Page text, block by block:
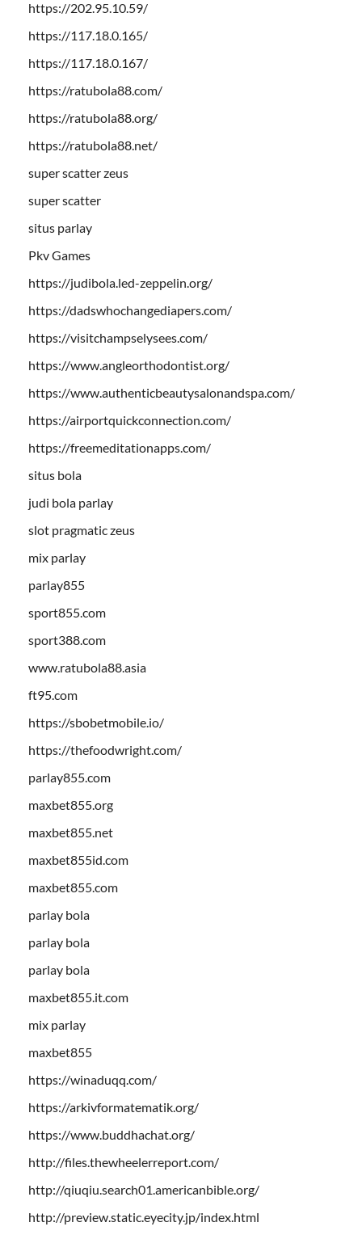
https://202.95.10.59/
https://117.18.0.165/
https://117.18.0.167/
https://ratubola88.com/
https://ratubola88.org/
https://ratubola88.net/
super scatter zeus
super scatter
situs parlay
Pkv Games
https://judibola.led-zeppelin.org/
https://dadswhochangediapers.com/
https://visitchampselysees.com/
https://www.angleorthodontist.org/
https://www.authenticbeautysalonandspa.com/
https://airportquickconnection.com/
https://freemeditationapps.com/
situs bola
judi bola parlay
slot pragmatic zeus
mix parlay
parlay855
sport855.com
sport388.com
www.ratubola88.asia
ft95.com
https://sbobetmobile.io/
https://thefoodwright.com/
parlay855.com
maxbet855.org
maxbet855.net
maxbet855id.com
maxbet855.com
parlay bola
parlay bola
parlay bola
maxbet855.it.com
mix parlay
maxbet855
https://winaduqq.com/
https://arkivformatematik.org/
https://www.buddhachat.org/
http://files.thewheelerreport.com/
http://qiuqiu.search01.americanbible.org/
http://preview.static.eyecity.jp/index.html